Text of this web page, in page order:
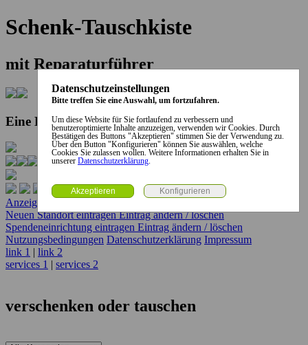
Schenk-Tauschkiste
mit Reparaturführer
Eine Kooperation der Stadt und des Landkreises...
Anzeige erstellen
Neuen Standort eintragenEintrag ändern / löschen
Spendeneinrichtung eintragen Eintrag ändern / löschen
Nutzungsbedingungen Datenschutzerklärung Impressum
link 1 | link 2
services 1 | services 2
verschenken oder tauschen
Datenschutzeinstellungen
Bitte treffen Sie eine Auswahl, um fortzufahren.
Um diese Website für Sie fortlaufend zu verbessern und
benutzeroptimierte Inhalte anzuzeigen, verwenden wir Cookies. Durch
Bestätigen des Buttons "Akzeptieren" stimmen Sie der Verwendung zu.
Über den Button "Konfigurieren" können Sie auswählen, welche
Cookies Sie zulassen wollen. Weitere Informationen erhalten Sie in
unserer Datenschutzerklärung.